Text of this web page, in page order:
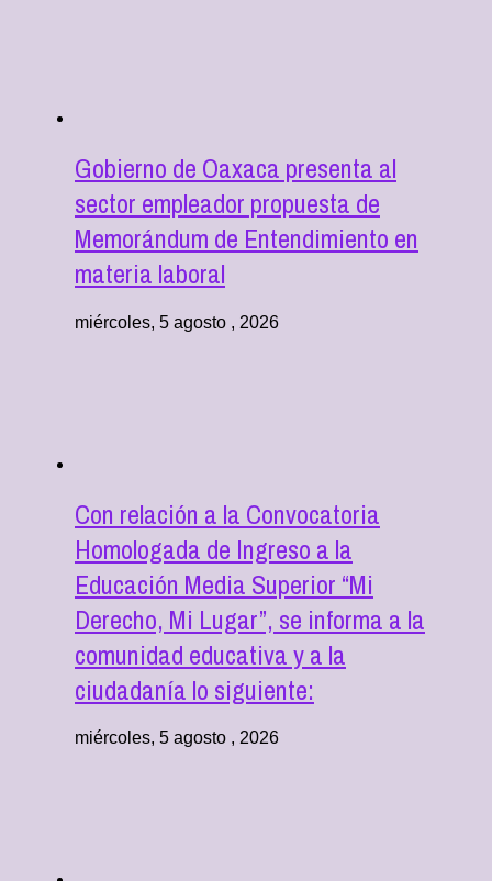
Gobierno de Oaxaca presenta al
sector empleador propuesta de
Memorándum de Entendimiento en
materia laboral
miércoles, 5 agosto , 2026
Con relación a la Convocatoria
Homologada de Ingreso a la
Educación Media Superior “Mi
Derecho, Mi Lugar”, se informa a la
comunidad educativa y a la
ciudadanía lo siguiente:
miércoles, 5 agosto , 2026